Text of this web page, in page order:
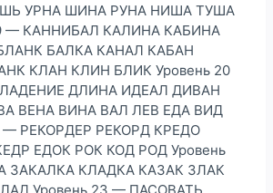
УРНА ШИНА РУНА НИША ТУША
— КАННИБАЛ КАЛИНА КАБИНА
БАЛКА КАНАЛ КАБАН
КЛАН КЛИН БЛИК Уровень 20
ДЛИНА ИДЕАЛ ДИВАН
ВЕНА ВИНА ВАЛ ЛЕВ ЕДА ВИД
— РЕКОРДЕР РЕКОРД КРЕДО
ЕДОК РОК КОД РОД Уровень
ЗАКАЛКА КЛАДКА КАЗАК ЗЛАК